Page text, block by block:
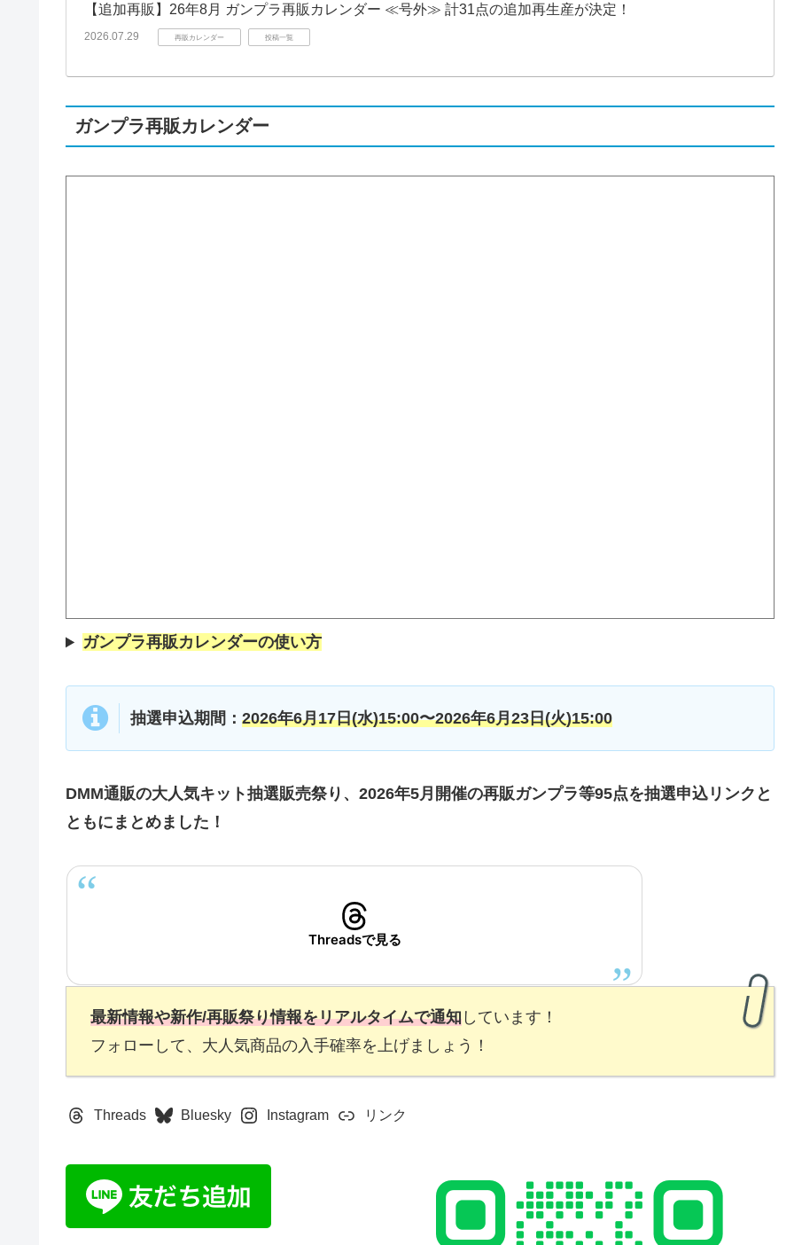
【追加再販】26年8月 ガンプラ再販カレンダー ≪号外≫ 計31点の追加再生産が決定！
2026.07.29 再販カレンダー 投稿一覧
ガンプラ再販カレンダー
ガンプラ再販カレンダーの使い方
抽選申込期間： 2026年6月17日(水)15:00〜2026年6月23日(火)15:00
DMM通販の大人気キット抽選販売祭り、2026年5月開催の再販ガンプラ等95点を抽選申込リンクと
ともにまとめました！
Threadsで見る
最新情報や新作/再販祭り情報をリアルタイムで通知 しています！
フォローして、大人気商品の入手確率を上げましょう！
Threads Bluesky Instagram リンク